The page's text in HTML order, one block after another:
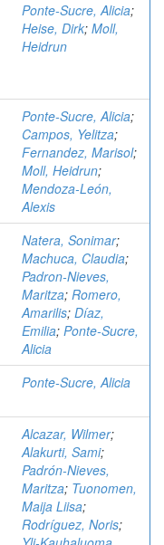
Ponte-Sucre, Alicia;
Heise, Dirk; Moll,
Heidrun
Ponte-Sucre, Alicia;
Campos, Yelitza;
Fernandez, Marisol;
Moll, Heidrun;
Mendoza-León,
Alexis
Natera, Sonimar;
Machuca, Claudia;
Padron-Nieves,
Maritza; Romero,
Amarilis; Díaz,
Emilia; Ponte-Sucre,
Alicia
Ponte-Sucre, Alicia
Alcazar, Wilmer;
Alakurti, Sami;
Padrón-Nieves,
Maritza; Tuonomen,
Maija Liisa;
Rodríguez, Noris;